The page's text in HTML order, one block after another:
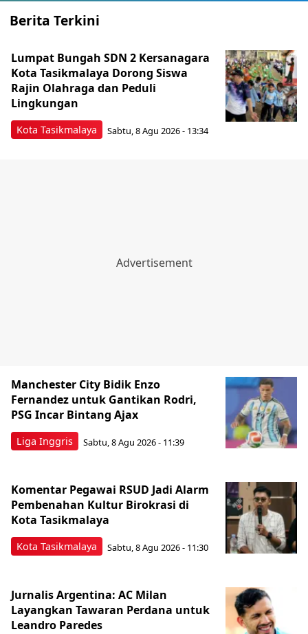
Berita Terkini
Kota Tasikmalaya
Lumpat Bungah SDN 2 Kersanagara
Kota Tasikmalaya Dorong Siswa
Rajin Olahraga dan Peduli
Lingkungan
Sabtu, 8 Agu 2026 - 13:34
Liga Inggris
Manchester City Bidik Enzo
Fernandez untuk Gantikan Rodri,
PSG Incar Bintang Ajax
Sabtu, 8 Agu 2026 - 11:39
Kota Tasikmalaya
Komentar Pegawai RSUD Jadi Alarm
Pembenahan Kultur Birokrasi di
Kota Tasikmalaya
Sabtu, 8 Agu 2026 - 11:30
Jurnalis Argentina: AC Milan
Layangkan Tawaran Perdana untuk
Leandro Paredes